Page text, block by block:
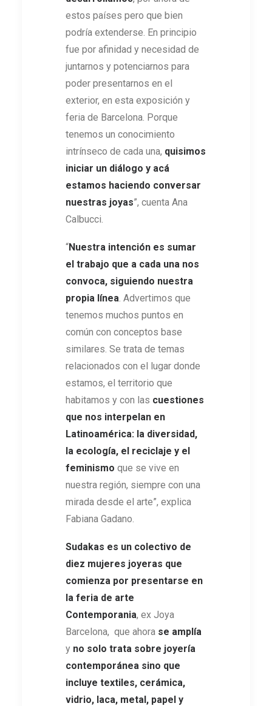
estos países pero que bien
podría extenderse. En principio
fue por afinidad y necesidad de
juntarnos y potenciarnos para
poder presentarnos en el
exterior, en esta exposición y
feria de Barcelona. Porque
tenemos un conocimiento
intrínseco de cada una, quisimos
iniciar un diálogo y acá
estamos haciendo conversar
nuestras joyas”, cuenta Ana
Calbucci.
“Nuestra intención es sumar
el trabajo que a cada una nos
convoca, siguiendo nuestra
propia línea. Advertimos que
tenemos muchos puntos en
común con conceptos base
similares. Se trata de temas
relacionados con el lugar donde
estamos, el territorio que
habitamos y con las cuestiones
que nos interpelan en
Latinoamérica: la diversidad,
la ecología, el reciclaje y el
feminismo que se vive en
nuestra región, siempre con una
mirada desde el arte”, explica
Fabiana Gadano.
Sudakas es un colectivo de
diez mujeres joyeras que
comienza por presentarse en
la feria de arte
Contemporania, ex Joya
Barcelona, que ahora se amplía
y no solo trata sobre joyería
contemporánea sino que
incluye textiles, cerámica,
vidrio, laca, metal, papel y